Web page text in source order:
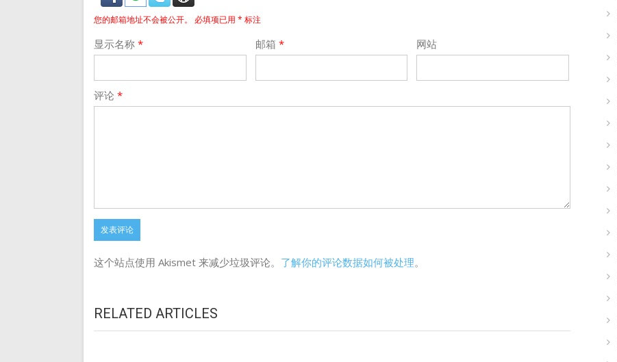
您的邮箱地址不会被公开。 必填项已用 * 标注
显示名称 * 邮箱 * 网站
评论 *
这个站点使用 Akismet 来减少垃圾评论。 了解你的评论数据如何被处理。
RELATED ARTICLES